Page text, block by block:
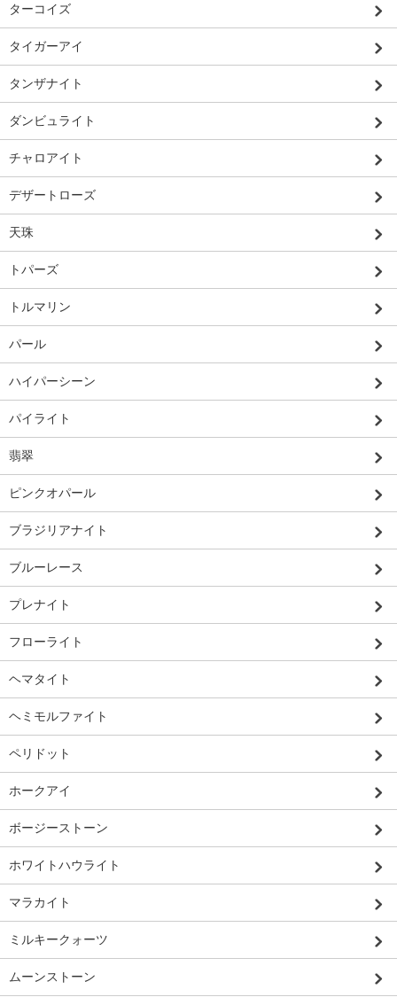
ターコイズ
タイガーアイ
タンザナイト
ダンビュライト
チャロアイト
デザートローズ
天珠
トパーズ
トルマリン
パール
ハイパーシーン
パイライト
翡翠
ピンクオパール
ブラジリアナイト
ブルーレース
プレナイト
フローライト
ヘマタイト
ヘミモルファイト
ペリドット
ホークアイ
ボージーストーン
ホワイトハウライト
マラカイト
ミルキークォーツ
ムーンストーン